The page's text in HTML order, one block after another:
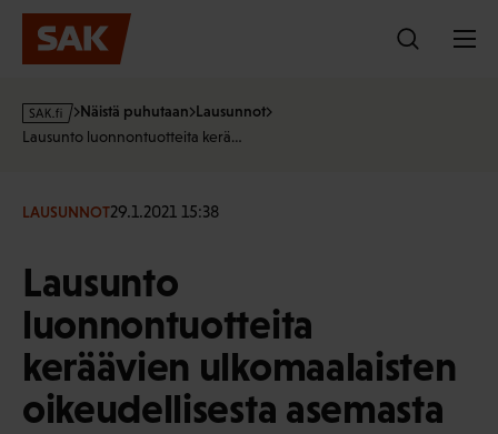
Hyppää
sisältöön
s
a
f
Näistä puhutaan Lausunnot
Lausunto luonnontuotteita kerä…
LAUSUNNOT29.1.2021 15:38
Lausunto
luonnontuotteita
keräävien ulkomaalaisten
oikeudellisesta asemasta